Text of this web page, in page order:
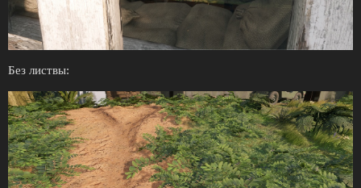
Без листвы: